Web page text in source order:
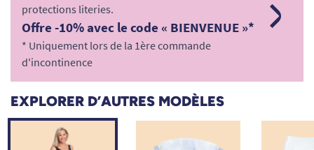
protections literies.
Offre -10% avec le code « BIENVENUE »*
* Uniquement lors de la 1ère commande
d'incontinence
EXPLORER D’AUTRES MODÈLES